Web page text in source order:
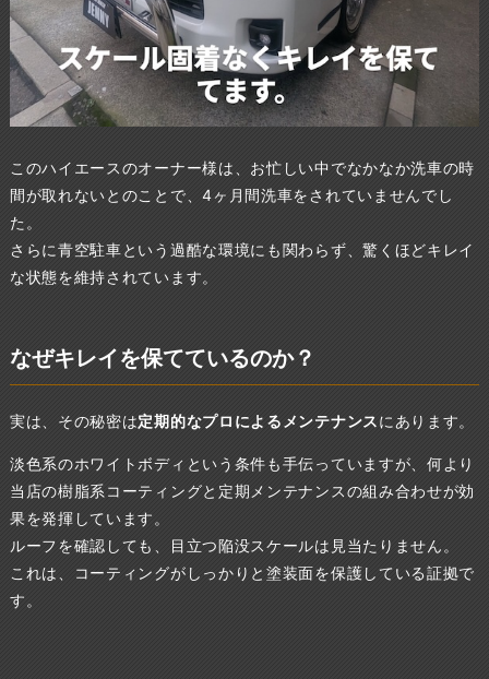
このハイエースのオーナー様は、お忙しい中でなかなか洗車の時
間が取れないとのことで、4ヶ月間洗車をされていませんでし
た。
さらに青空駐車という過酷な環境にも関わらず、驚くほどキレイ
な状態を維持されています。
なぜキレイを保てているのか？
実は、その秘密は定期的なプロによるメンテナンスにあります。
淡色系のホワイトボディという条件も手伝っていますが、何より
当店の樹脂系コーティングと定期メンテナンスの組み合わせが効
果を発揮しています。
ルーフを確認しても、目立つ陥没スケールは見当たりません。
これは、コーティングがしっかりと塗装面を保護している証拠で
す。